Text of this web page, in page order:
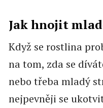
Jak hnojit
Když se rostlina
na tom, zda se
nebo třeba mladý
nejpevněji se